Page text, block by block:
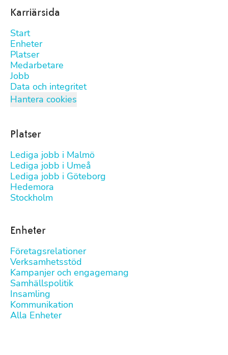
Karriärsida
Start
Enheter
Platser
Medarbetare
Jobb
Data och integritet
Hantera cookies
Platser
Lediga jobb i Malmö
Lediga jobb i Umeå
Lediga jobb i Göteborg
Hedemora
Stockholm
Enheter
Företagsrelationer
Verksamhetsstöd
Kampanjer och engagemang
Samhällspolitik
Insamling
Kommunikation
Alla Enheter